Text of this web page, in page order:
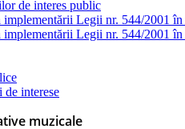
de interes public
implementării Legii nr. 544/2001
implementării Legii nr. 544/2001
de interese
muzicale